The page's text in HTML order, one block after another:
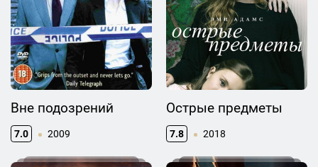
Вне подозрений
7.0 2009
Острые предметы
7.8 2018